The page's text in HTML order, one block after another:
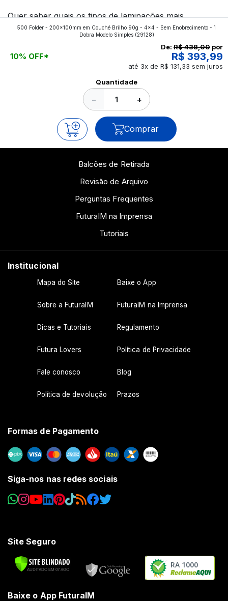
Quer saber quais os tipos de laminações mais
aplicados nos impressos da gráfica FuturaIM? Então,
continue a leitura que vamos revelar para você!
500 Folder - 200x100mm em Couché Brilho 90g - 4x4 - Sem Enobrecimento - 1
Dobra Modelo Simples(29128)
10% OFF*
De: R$ 438,00 por
R$ 393,99
até 3x de R$ 131,33 sem juros
Quantidade
− +
Comprar
Balcões de Retirada
Revisão de Arquivo
Perguntas Frequentes
FuturaIM na Imprensa
Tutoriais
Institucional
Mapa do Site Baixe o App
Sobre a FuturaIM FuturaIM na Imprensa
Dicas e Tutoriais Regulamento
Futura Lovers Política de Privacidade
Fale conosco Blog
Política de devolução Prazos
Formas de Pagamento
Siga-nos nas redes sociais
Site Seguro
RA 1000
Baixe o App FuturaIM